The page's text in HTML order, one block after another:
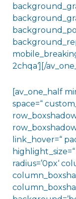
2chqa‘][/
[av_one_half
space=“
link_hover=“
radius=’0px‘